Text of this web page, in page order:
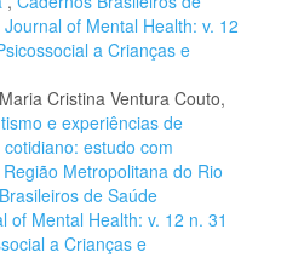
of Mental Health: v. 12
a Crianças e
Cristina Ventura Couto,
e experiências de
estudo com
Metropolitana do Rio
de Saúde
of Mental Health: v. 12 n. 31
a Crianças e